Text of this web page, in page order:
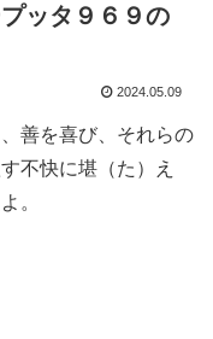
ッタ９６９の
2024.05.09
善を喜び、それらの
不快に堪（た）え
。